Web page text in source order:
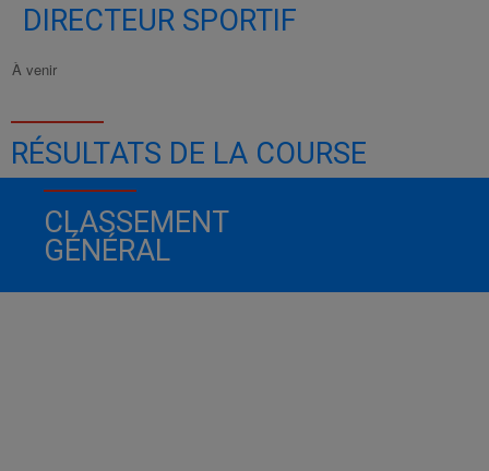
DIRECTEUR SPORTIF
À venir
RÉSULTATS DE LA COURSE
CLASSEMENT
GÉNÉRAL